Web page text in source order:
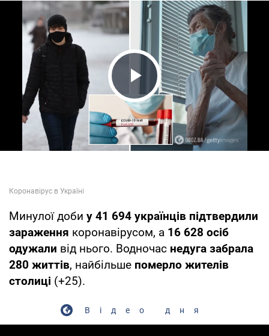
Play Video
Минулої доби у 41 694 українців підтвердили
зараження коронавірусом, а 16 628 осіб
одужали від нього. Водночас недуга забрала
280 життів, найбільше померло жителів
столиці (+25).
Відео дня